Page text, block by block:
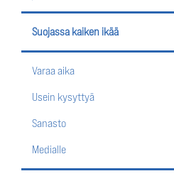
Suojassa kaiken ikää
Varaa aika
Usein kysyttyä
Sanasto
Medialle